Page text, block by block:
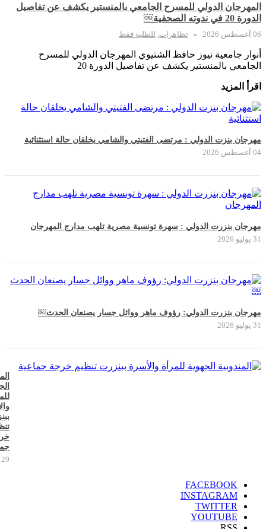
المهرجان الدولي للمسرح الجامعي بالمنستير يكشف عن تفاصيل
الدورة 20 في ندوته الصحفية￼
06 أغسطس 2026 تظاهرات للطلبة فقط
أنوار جامعية نيوز حافظ الشتيوي المهرجان الدولي للمسرح
الجامعي بالمنستير يكشف عن تفاصيل الدورة 20
اقرأ المزيد
مهرجان بنزت الدولي : مرتضى الفتيتي والشامي يخلقان حالة استثنائية
04 أغسطس 2026
مهرجان بنزرت الدولي : سهرة تونسية مصرية تلهب مدارج المهرجان
31 يوليو 2026
مهرجان بنزرت الدولي: رؤوف ماهر ووائل جسار يصنعان الحدث￼
31 يوليو 2026
29 يوليو 2026
FACEBOOK
INSTAGRAM
TWITTER
YOUTUBE